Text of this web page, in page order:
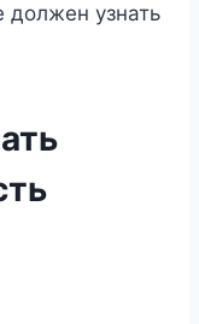
должен узнать